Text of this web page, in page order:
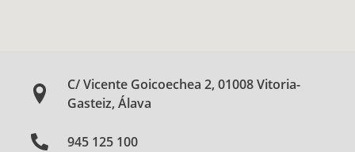
C/ Vicente Goicoechea 2, 01008 Vitoria-
Gasteiz, Álava
945 125 100